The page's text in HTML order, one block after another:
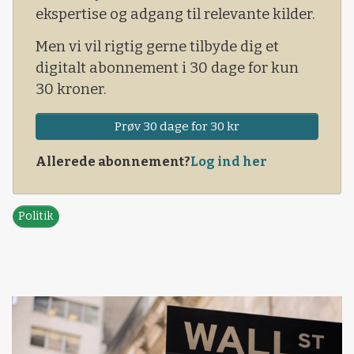
ekspertise og adgang til relevante kilder.
Men vi vil rigtig gerne tilbyde dig et
digitalt abonnement i 30 dage for kun
30 kroner.
Prøv 30 dage for 30 kr
Allerede abonnement?Log ind her
Politik